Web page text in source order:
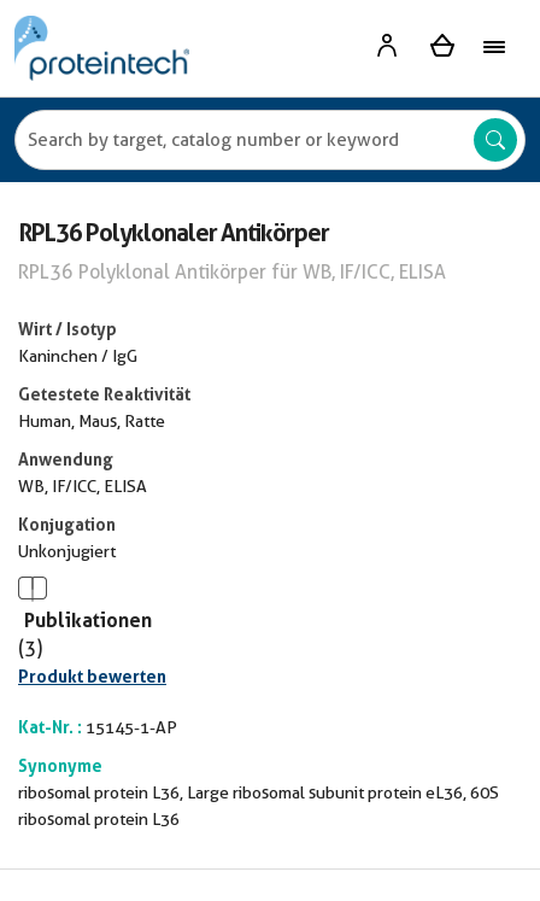
RPL36 Polyklonaler Antikörper
RPL36 Polyklonal Antikörper für WB, IF/ICC, ELISA
Wirt / Isotyp
Kaninchen / IgG
Getestete Reaktivität
Human, Maus, Ratte
Anwendung
WB, IF/ICC, ELISA
Konjugation
Unkonjugiert
Publikationen
(3)
Produkt bewerten
Kat-Nr. : 15145-1-AP
Synonyme
ribosomal protein L36, Large ribosomal subunit protein eL36, 60S
ribosomal protein L36